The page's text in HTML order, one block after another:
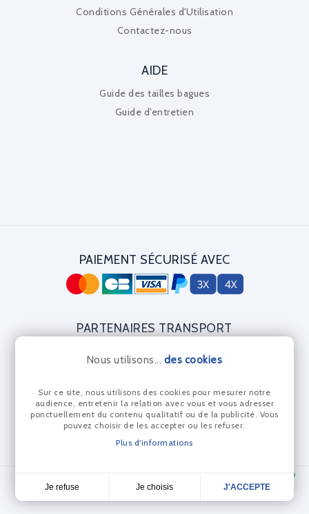
4,7
Conditions Générales d'Utilisation
Contactez-nous
AIDE
Guide des tailles bagues
Guide d'entretien
Nous utilisons... des cookies
Sur ce site, nous utilisons des cookies pour mesurer notre
audience, entretenir la relation avec vous et vous adresser
ponctuellement du contenu qualitatif ou de la publicité. Vous
pouvez choisir de les accepter ou les refuser.
Plus d'informations
Je refuse Je choisis J'ACCEPTE
PAIEMENT SÉCURISÉ AVEC
PARTENAIRES TRANSPORT
CERTIFICAT DIAMANT
© Les Anneaux Bleus 2024 - Réalisation Dream me up